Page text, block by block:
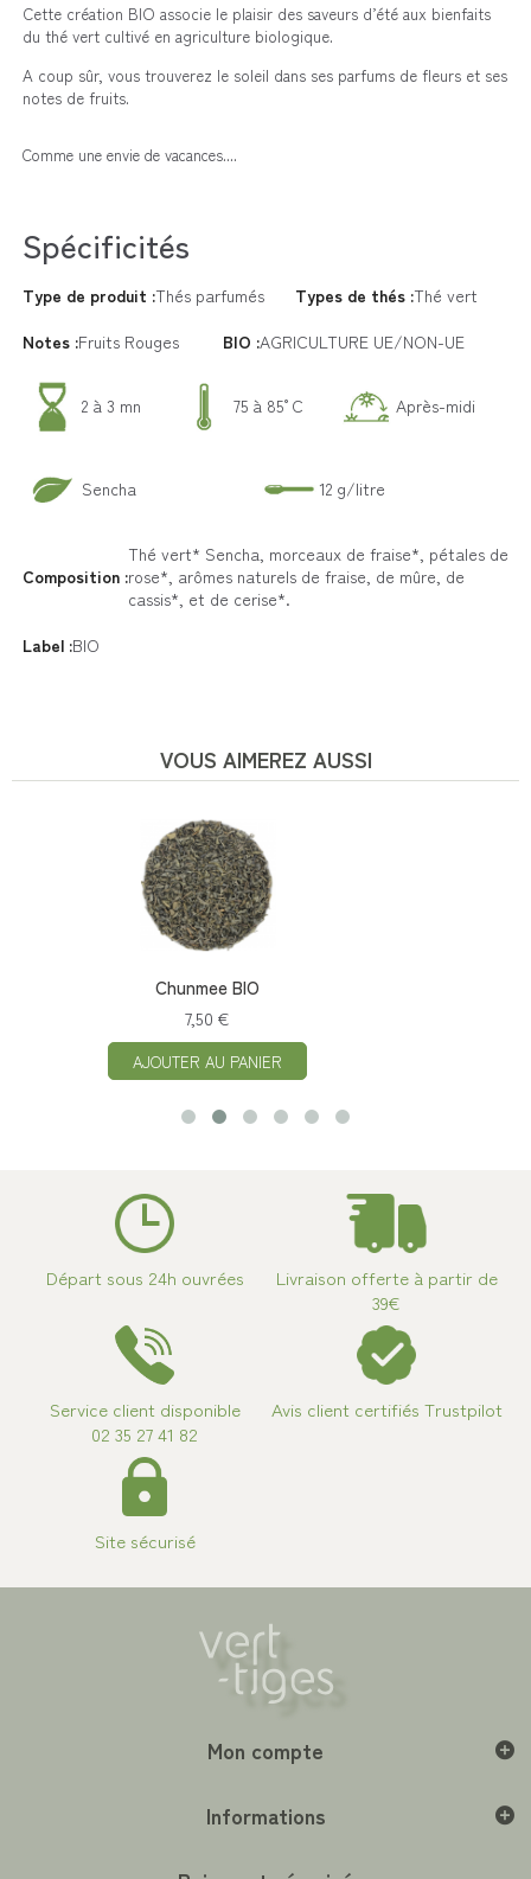
Cette création BIO associe le plaisir des saveurs d’été aux bienfaits
du thé vert cultivé en agriculture biologique.
A coup sûr, vous trouverez le soleil dans ses parfums de fleurs et ses
notes de fruits.
Comme une envie de vacances....
Spécificités
Type de produit :Thés parfumés Types de thés :Thé vert
Notes :Fruits Rouges BIO :AGRICULTURE UE/NON-UE
2 à 3 mn 75 à 85°C Après-midi
Sencha 12 g/litre
Composition :
Thé vert* Sencha, morceaux de fraise*, pétales de
rose*, arômes naturels de fraise, de mûre, de
cassis*, et de cerise*.
Label :BIO
VOUS AIMEREZ AUSSI
Chunmee BIO
AJOUTER AU PANIER
Départ sous 24h ouvrées
Livraison offerte à partir de
39€
Service client disponible
02 35 27 41 82
Avis client certifiés Trustpilot
Site sécurisé
Mon compte
Informations